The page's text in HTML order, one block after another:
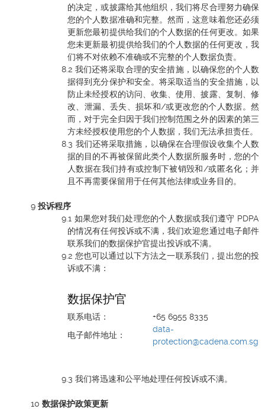
的决定，或披露给其他组织，我们将尽合理努力确保
您的个人数据准确和完整。然而，这意味着您还必须
更新您最初提供给我们的个人数据的任何更改。如果
您未更新最初提供给我们的个人数据的任何更改，我
们将不对依赖不准确或不完整的个人数据负责。
我们还将采取合理的安全措施，以确保您的个人数
据得到充分保护和安全。将采取适当的安全措施，以
防止未经授权的访问、收集、使用、披露、复制、修
改、泄漏、丢失、损坏和/或更改您的个人数据。然
而，对于完全归因于我们控制范围之外的因素的第三
方未经授权使用您的个人数据，我们无法承担责任。
我们还将采取措施，以确保在合理假设收集个人数
据的目的不再被保留此类个人数据所服务时，您的个
人数据在我们持有或控制下被销毁和/或匿名化；并
且不再需要保留用于任何其他法律或业务目的。
投诉程序
如果您对我们处理您的个人数据或我们遵守 PDPA
的情况有任何投诉或不满，我们欢迎您通过电子邮件
联系我们的数据保护官提出投诉或不满。
您也可以通过以下方法之一联系我们，提出您的投
诉或不满：
数据保护官
联系电话：
+65 6955 8335
电子邮件地址：
data-
protection@cadena.com.sg
我们将迅速和公平地处理任何投诉或不满。
数据保护政策更新